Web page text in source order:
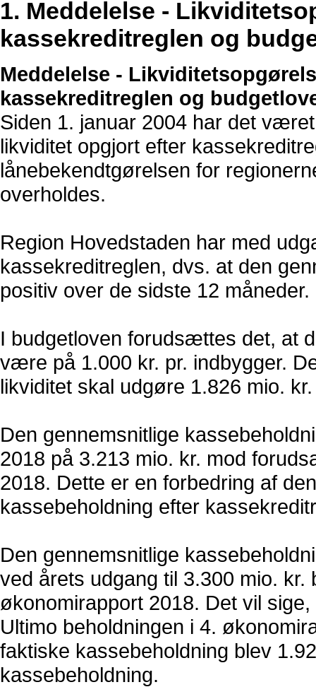
1. Meddelelse -
kassekreditreglen og
Meddelelse -
kassekreditreglen og
Siden 1. januar 2004 har det
likviditet opgjort efter
lånebekendtgørelsen for
overholdes.
Region Hovedstaden har med
kassekreditreglen, dvs. at den
positiv over de sidste 12 måneder.
I budgetloven forudsættes det, at
være på 1.000 kr. pr. indbygger.
likviditet skal udgøre 1.826 mio.
Den gennemsnitlige
2018 på 3.213 mio. kr. mod
2018. Dette er en forbedring af
kassebeholdning efter
Den gennemsnitlige
ved årets udgang til 3.300 mio.
økonomirapport 2018. Det vil
Ultimo beholdningen i 4.
faktiske kassebeholdning blev
kassebeholdning.